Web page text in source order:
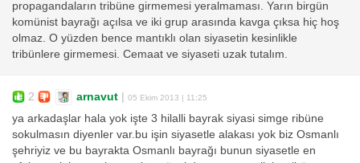
propagandaların tribüne girmemesi yeralmaması. Yarın birgün
komünist bayrağı açılsa ve iki grup arasında kavga çıksa hiç hoş
olmaz. O yüzden bence mantıklı olan siyasetin kesinlikle
tribünlere girmemesi. Cemaat ve siyaseti uzak tutalım.
2 arnavut | 05 Ekim 2013 | 11:25
ya arkadaşlar hala yok işte 3 hilalli bayrak siyasi simge ribüne
sokulmasın diyenler var.bu işin siyasetle alakası yok biz Osmanlı
şehriyiz ve bu bayrakta Osmanlı bayrağı bunun siyasetle en